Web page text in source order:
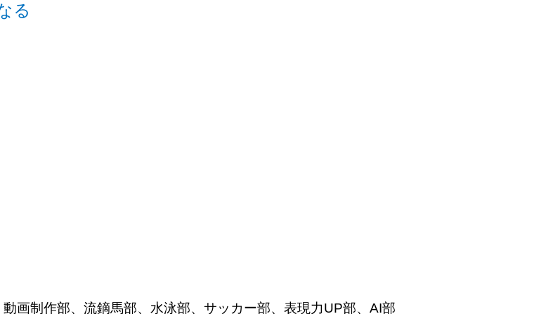
る
動画制作部、流鏑馬部、水泳部、サッカー部、表現力UP部、 AI部